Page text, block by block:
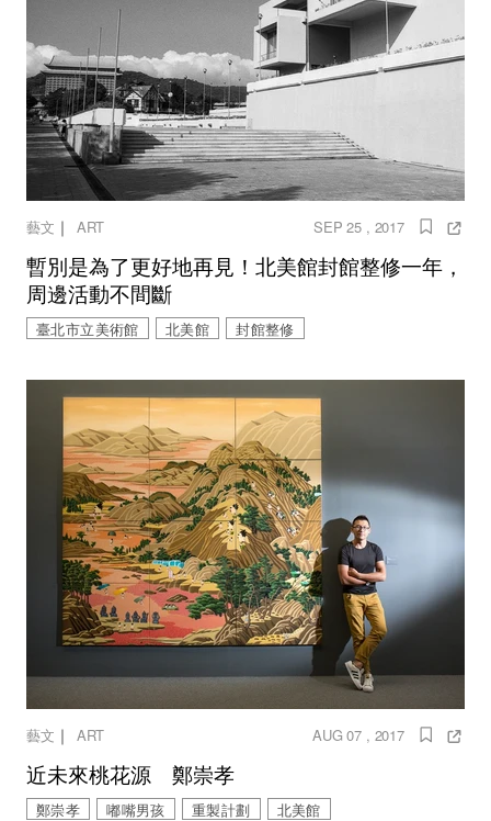
藝文 ｜ ART SEP 25 , 2017
暫別是為了更好地再見！北美館封館整修一年，
周邊活動不間斷
臺北市立美術館 北美館 封館整修
藝文 ｜ ART AUG 07 , 2017
近未來桃花源 鄭崇孝
鄭崇孝 嘟嘴男孩 重製計劃 北美館